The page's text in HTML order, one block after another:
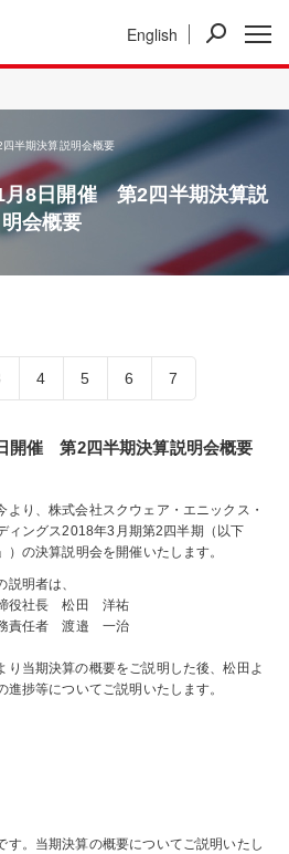
English
IR情報 事業紹介
半期決算説明会概要
月8日開催 第2四半期決算説
明会概要
4 5 6 7
開催 第2四半期決算説明会概要
より、株式会社スクウェア・エニックス・
ィングス2018年3月期第2四半期（以下
）の決算説明会を開催いたします。
説明者は、
役社長 松田 洋祐
責任者 渡邉 一治
り当期決算の概要をご説明した後、松田よ
進捗等についてご説明いたします。
す。当期決算の概要についてご説明いたし